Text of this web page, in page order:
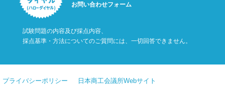
お問い合わせフォーム
試験問題の内容及び採点内容、
採点基準・方法についてのご質問には、一切回答できません。
プライバシーポリシー 日本商工会議所Webサイト